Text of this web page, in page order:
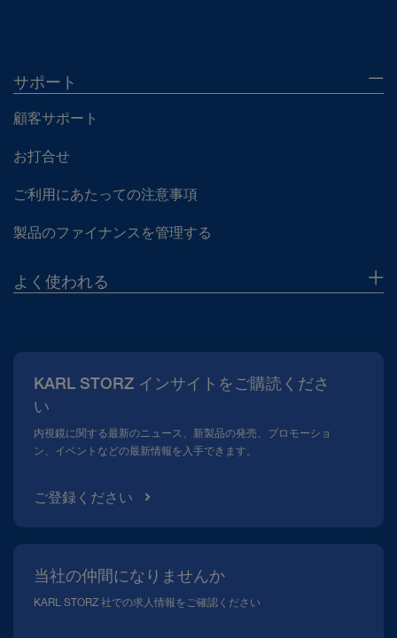
サポート
顧客サポート
お打合せ
ご利用にあたっての注意事項
製品のファイナンスを管理する
よく使われる
コンプライアンスホットライン
メディアテーク
KARL STORZ インサイトをご購読くださ
い
内視鏡に関する最新のニュース、新製品の発売、プロモーショ
ン、イベントなどの最新情報を入手できます。
ご登録ください
当社の仲間になりませんか
KARL STORZ 社での求人情報をご確認ください